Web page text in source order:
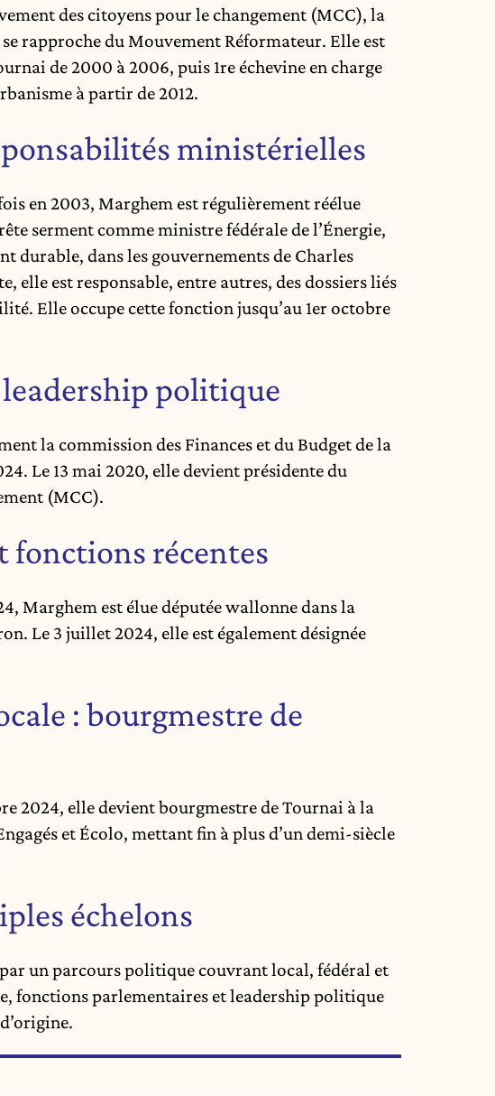
des citoyens pour le changement (MCC), la
rapproche du Mouvement Réformateur. Elle est
de 2000 à 2006, puis 1re échevine en charge
à partir de 2012.
ministérielles
en 2003, Marghem est régulièrement réélue
serment comme ministre fédérale de l’Énergie,
durable, dans les gouvernements de Charles
elle est responsable, entre autres, des dossiers liés
Elle occupe cette fonction jusqu’au 1er octobre
politique
la commission des Finances et du Budget de la
Le 13 mai 2020, elle devient présidente du
(MCC).
fonctions récentes
Marghem est élue députée wallonne dans la
Le 3 juillet 2024, elle est également désignée
: bourgmestre de
2024, elle devient bourgmestre de Tournai à la
et Écolo, mettant fin à plus d’un demi-siècle
échelons
un parcours politique couvrant local, fédéral et
fonctions parlementaires et leadership politique